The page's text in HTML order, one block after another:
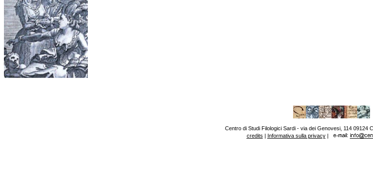
Centro di Studi Filologici Sardi - via dei Genovesi, 114 09124
credits | Informativa sulla privacy|